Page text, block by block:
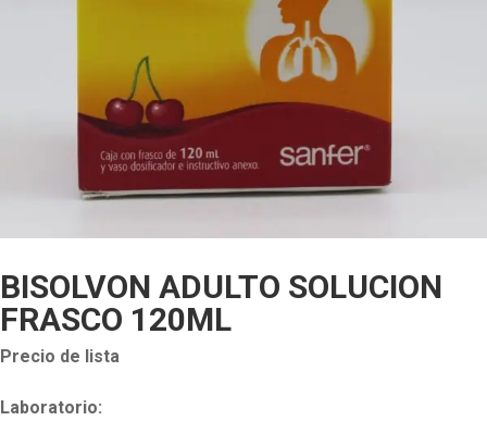
BISOLVON ADULTO SOLUCION
FRASCO 120ML
Precio de lista
Laboratorio: